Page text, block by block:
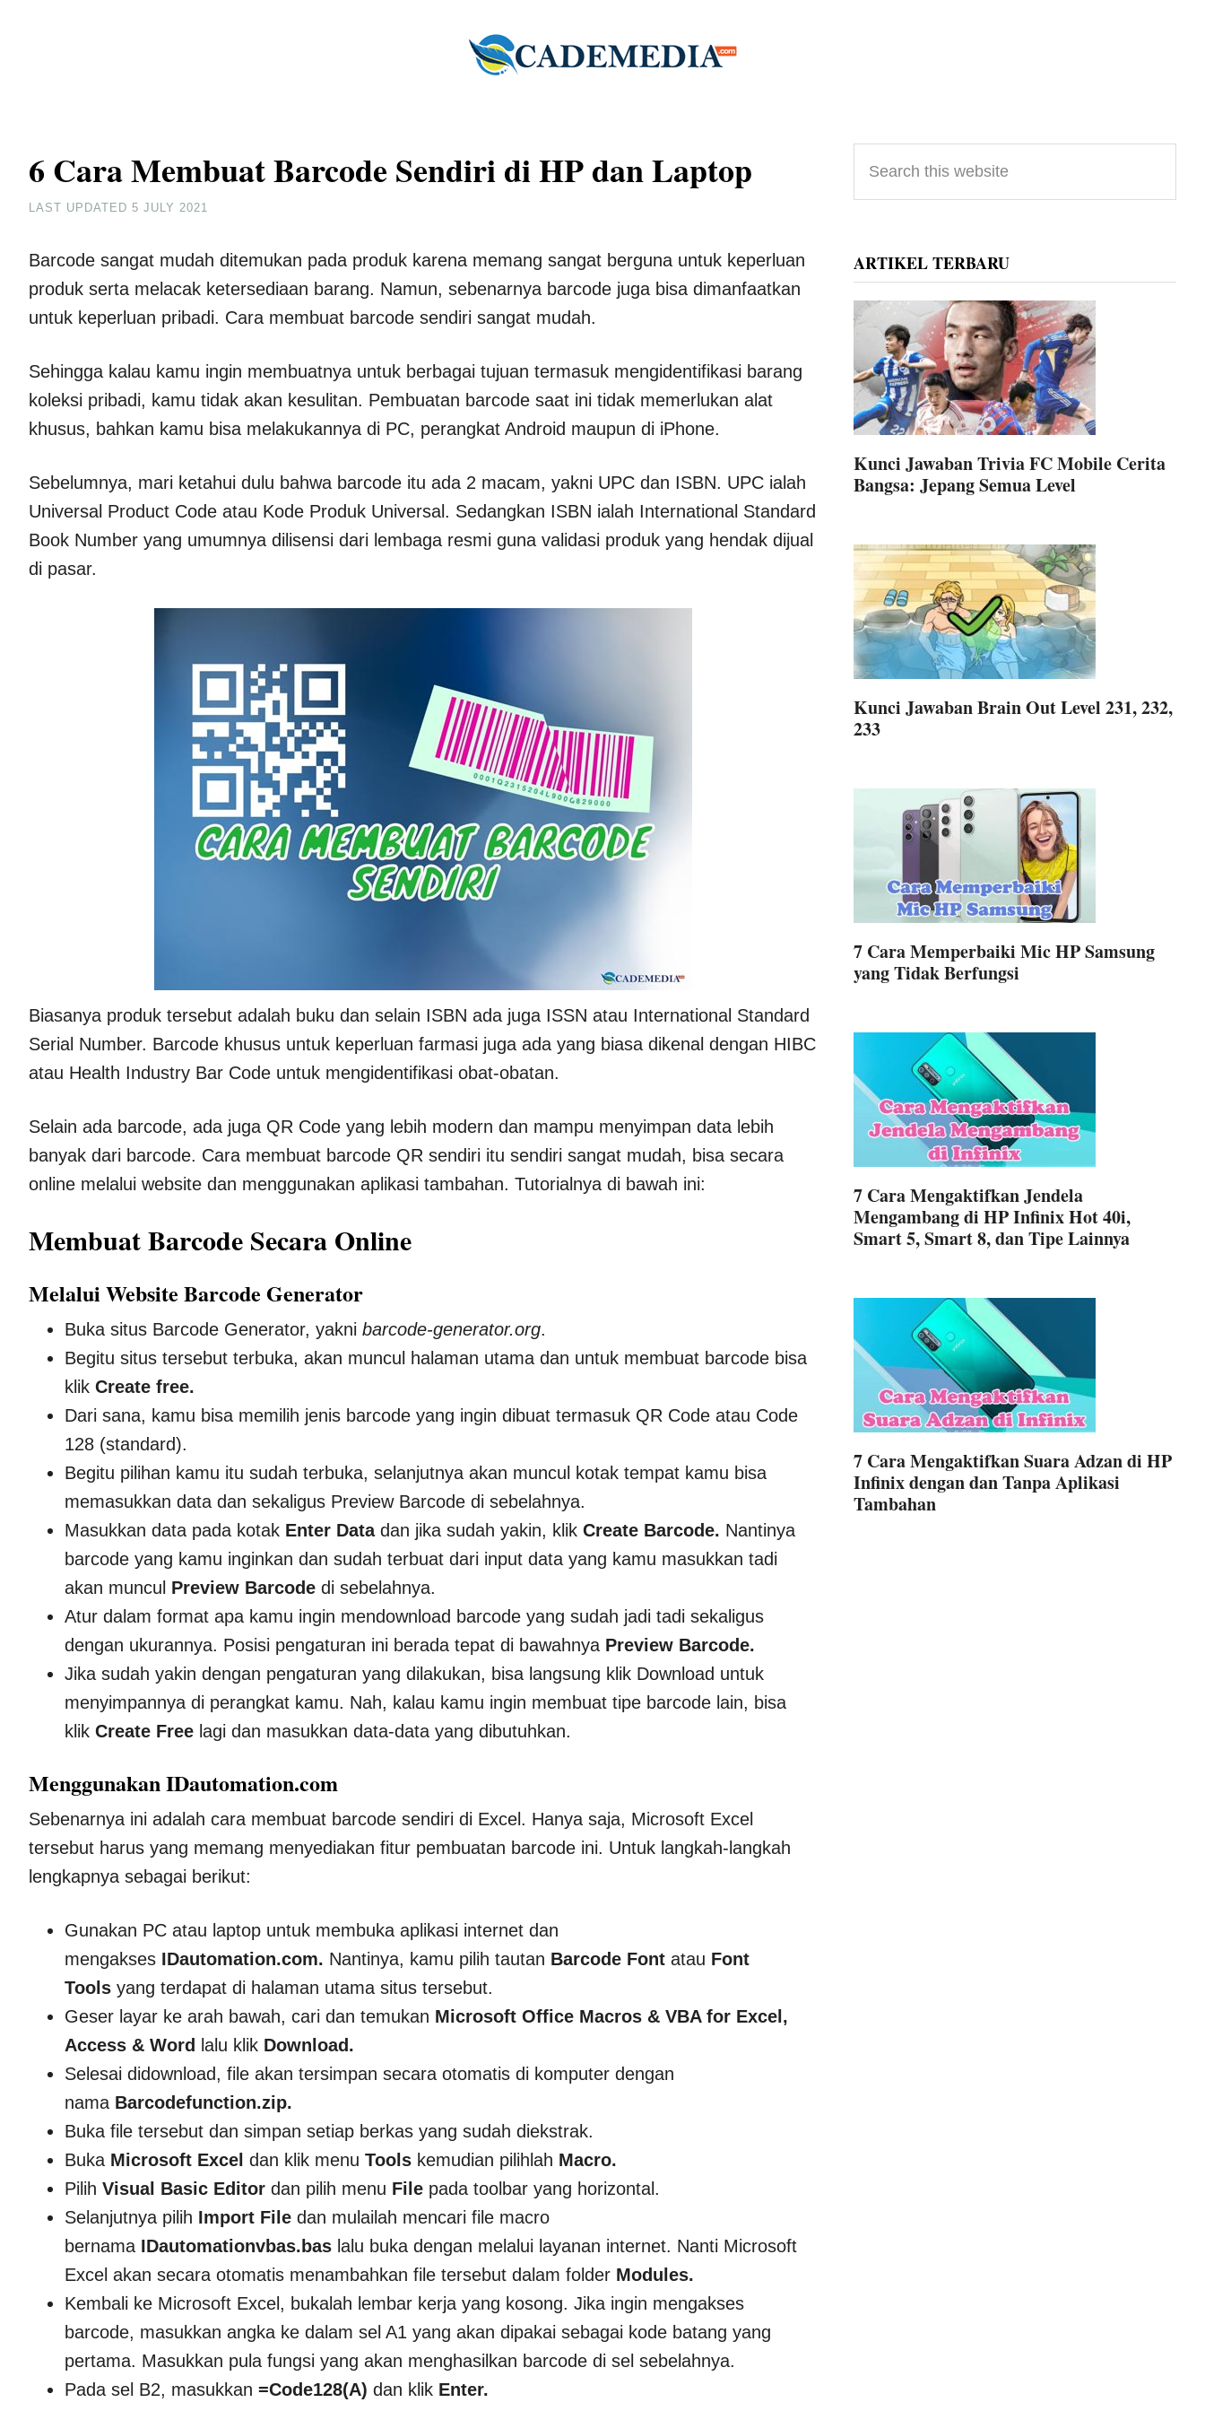
6 Cara Membuat Barcode Sendiri di HP dan Laptop
LAST UPDATED 5 JULY 2021
Barcode sangat mudah ditemukan pada produk karena memang sangat berguna untuk keperluan
produk serta melacak ketersediaan barang. Namun, sebenarnya barcode juga bisa dimanfaatkan
untuk keperluan pribadi. Cara membuat barcode sendiri sangat mudah.
Sehingga kalau kamu ingin membuatnya untuk berbagai tujuan termasuk mengidentifikasi barang
koleksi pribadi, kamu tidak akan kesulitan. Pembuatan barcode saat ini tidak memerlukan alat
khusus, bahkan kamu bisa melakukannya di PC, perangkat Android maupun di iPhone.
Sebelumnya, mari ketahui dulu bahwa barcode itu ada 2 macam, yakni UPC dan ISBN. UPC ialah
Universal Product Code atau Kode Produk Universal. Sedangkan ISBN ialah International Standard
Book Number yang umumnya dilisensi dari lembaga resmi guna validasi produk yang hendak dijual
di pasar.
Biasanya produk tersebut adalah buku dan selain ISBN ada juga ISSN atau International Standard
Serial Number. Barcode khusus untuk keperluan farmasi juga ada yang biasa dikenal dengan HIBC
atau Health Industry Bar Code untuk mengidentifikasi obat-obatan.
Selain ada barcode, ada juga QR Code yang lebih modern dan mampu menyimpan data lebih
banyak dari barcode. Cara membuat barcode QR sendiri itu sendiri sangat mudah, bisa secara
online melalui website dan menggunakan aplikasi tambahan. Tutorialnya di bawah ini:
Membuat Barcode Secara Online
Melalui Website Barcode Generator
Buka situs Barcode Generator, yakni barcode-generator.org.
Begitu situs tersebut terbuka, akan muncul halaman utama dan untuk membuat barcode bisa
klik Create free.
Dari sana, kamu bisa memilih jenis barcode yang ingin dibuat termasuk QR Code atau Code
128 (standard).
Begitu pilihan kamu itu sudah terbuka, selanjutnya akan muncul kotak tempat kamu bisa
memasukkan data dan sekaligus Preview Barcode di sebelahnya.
Masukkan data pada kotak Enter Data dan jika sudah yakin, klik Create Barcode. Nantinya
barcode yang kamu inginkan dan sudah terbuat dari input data yang kamu masukkan tadi
akan muncul Preview Barcode di sebelahnya.
Atur dalam format apa kamu ingin mendownload barcode yang sudah jadi tadi sekaligus
dengan ukurannya. Posisi pengaturan ini berada tepat di bawahnya Preview Barcode.
Jika sudah yakin dengan pengaturan yang dilakukan, bisa langsung klik Download untuk
menyimpannya di perangkat kamu. Nah, kalau kamu ingin membuat tipe barcode lain, bisa
klik Create Free lagi dan masukkan data-data yang dibutuhkan.
Menggunakan IDautomation.com
Sebenarnya ini adalah cara membuat barcode sendiri di Excel. Hanya saja, Microsoft Excel
tersebut harus yang memang menyediakan fitur pembuatan barcode ini. Untuk langkah-langkah
lengkapnya sebagai berikut:
Gunakan PC atau laptop untuk membuka aplikasi internet dan
mengakses IDautomation.com. Nantinya, kamu pilih tautan Barcode Font atau Font
Tools yang terdapat di halaman utama situs tersebut.
Geser layar ke arah bawah, cari dan temukan Microsoft Office Macros & VBA for Excel,
Access & Word
lalu klik Download.
Selesai didownload, file akan tersimpan secara otomatis di komputer dengan
nama Barcodefunction.zip.
Buka file tersebut dan simpan setiap berkas yang sudah diekstrak.
Buka Microsoft Excel dan klik menu Tools kemudian pilihlah Macro.
Pilih Visual Basic Editor dan pilih menu File pada toolbar yang horizontal.
Selanjutnya pilih Import File dan mulailah mencari file macro
bernama IDautomationvbas.bas lalu buka dengan melalui layanan internet. Nanti Microsoft
Excel akan secara otomatis menambahkan file tersebut dalam folder Modules.
Kembali ke Microsoft Excel, bukalah lembar kerja yang kosong. Jika ingin mengakses
barcode, masukkan angka ke dalam sel A1 yang akan dipakai sebagai kode batang yang
pertama. Masukkan pula fungsi yang akan menghasilkan barcode di sel sebelahnya.
Pada sel B2, masukkan =Code128(A) dan klik Enter.
Primary
Sidebar
this
website
ARTIKEL TERBARU
Kunci Jawaban Trivia FC Mobile Cerita
Bangsa: Jepang Semua Level
Kunci Jawaban Brain Out Level 231, 232,
233
7 Cara Memperbaiki Mic HP Samsung
yang Tidak Berfungsi
7 Cara Mengaktifkan Jendela
Mengambang di HP Infinix Hot 40i,
Smart 5, Smart 8, dan Tipe Lainnya
7 Cara Mengaktifkan Suara Adzan di HP
Infinix dengan dan Tanpa Aplikasi
Tambahan